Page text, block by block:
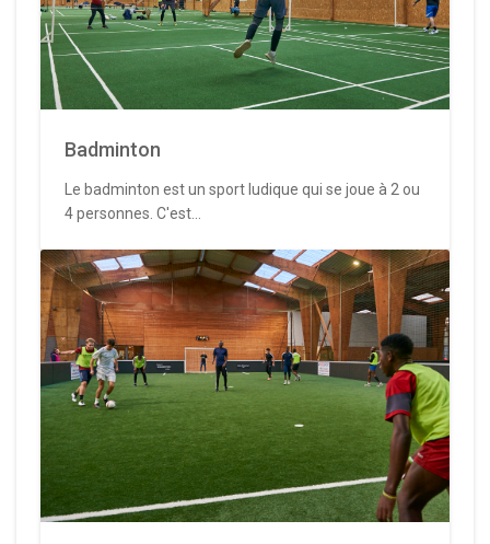
Badminton
Le badminton est un sport ludique qui se joue à 2 ou
4 personnes. C'est...